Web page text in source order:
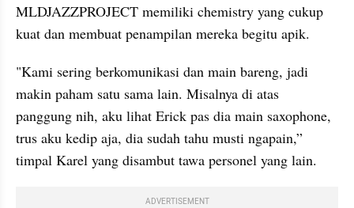
MLDJAZZPROJECT memiliki chemistry yang cukup
kuat dan membuat penampilan mereka begitu apik.
"Kami sering berkomunikasi dan main bareng, jadi
makin paham satu sama lain. Misalnya di atas
panggung nih, aku lihat Erick pas dia main saxophone,
trus aku kedip aja, dia sudah tahu musti ngapain,”
timpal Karel yang disambut tawa personel yang lain.
ADVERTISEMENT